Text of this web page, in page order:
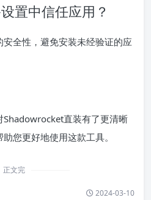
置中信任应用？
全性，避免安装未经验证的应
直装有了更清晰
您更好地使用这款工具。
正文完
2024-03-10